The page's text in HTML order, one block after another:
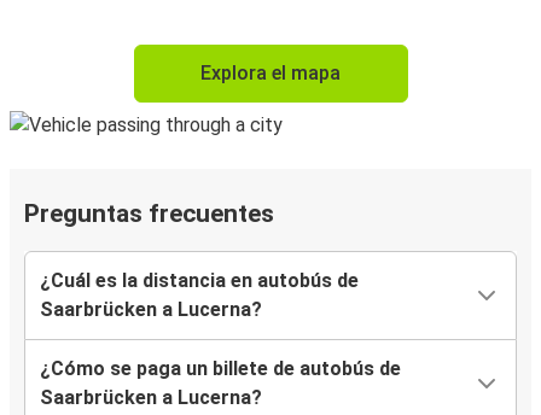
Explora el mapa
Preguntas frecuentes
¿Cuál es la distancia en autobús de
Saarbrücken a Lucerna?
¿Cómo se paga un billete de autobús de
Saarbrücken a Lucerna?